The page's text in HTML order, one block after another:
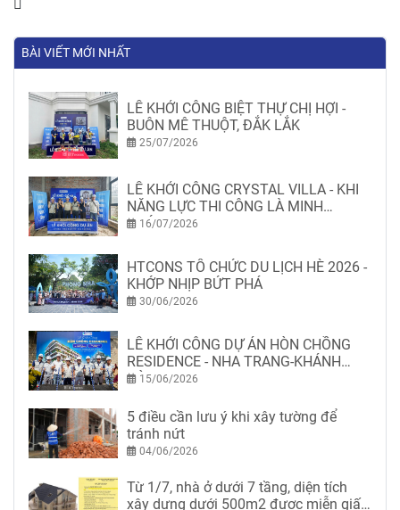
BÀI VIẾT MỚI NHẤT
LỄ KHỞI CÔNG BIỆT THỰ CHỊ HỢI -
BUÔN MÊ THUỘT, ĐẮK LẮK
25/07/2026
LỄ KHỞI CÔNG CRYSTAL VILLA - KHI
NĂNG LỰC THI CÔNG LÀ MINH
CHỨNG
16/07/2026
HTCONS TỔ CHỨC DU LỊCH HÈ 2026 -
KHỚP NHỊP BỨT PHÁ
30/06/2026
LỄ KHỞI CÔNG DỰ ÁN HÒN CHỒNG
RESIDENCE - NHA TRANG-KHÁNH
HÒA15/06/2026
5 điều cần lưu ý khi xây tường để
tránh nứt
04/06/2026
Từ 1/7, nhà ở dưới 7 tầng, diện tích
xây dựng dưới 500m2 được miễn giấy